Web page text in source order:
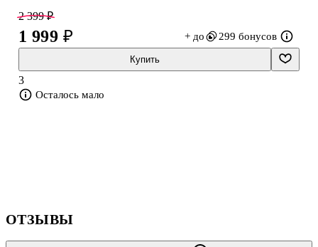
когда новый дом ещё не стал по-настоящему безопасным. Город
живёт под негласным присмотром Теней, и любая попытка
спрятаться от прошлого быстро превращается в выбор, от
которого зависит не одна судьба.
О чём книга
2 399 ₽
1 999 ₽ + до 299 бонусов
Купить
3
Осталось мало
ОТЗЫВЫ